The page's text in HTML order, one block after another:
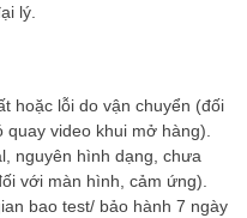
lý.
hoặc lỗi do vận chuyển (đối
video khui mở hàng).
nguyên hình dạng, chưa
với màn hình, cảm ứng).
bao test/ bảo hành 7 ngày